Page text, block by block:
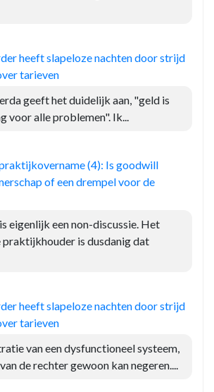
heeft slapeloze nachten door strijd
tarieven
geeft het duidelijk aan, "geld is
voor alle problemen". Ik...
(4): Is goodwill
of een drempel voor de
eigenlijk een non-discussie. Het
praktijkhouder is dusdanig dat
heeft slapeloze nachten door strijd
tarieven
van een dysfunctioneel systeem,
de rechter gewoon kan negeren....